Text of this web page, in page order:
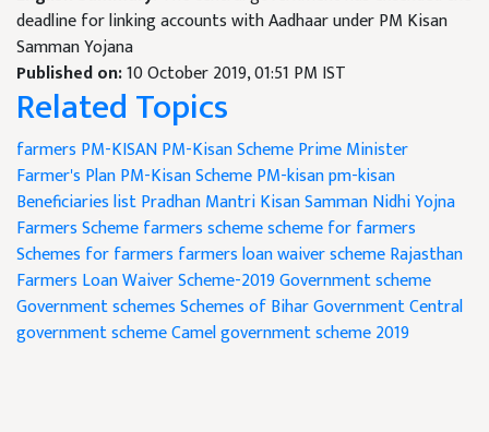
deadline for linking accounts with Aadhaar under PM Kisan
Samman Yojana
Published on:10 October 2019, 01:51 PM IST
Related Topics
farmers PM-KISANPM-Kisan SchemePrime Minister
Farmer's Plan PM-Kisan SchemePM-kisanpm-kisan
Beneficiaries listPradhan Mantri Kisan Samman Nidhi Yojna
Farmers Schemefarmers schemescheme for farmers
Schemes for farmers farmers loan waiver schemeRajasthan
Farmers Loan Waiver Scheme-2019Government scheme
Government schemesSchemes of Bihar GovernmentCentral
government schemeCamel government scheme 2019